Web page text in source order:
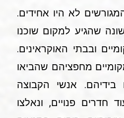
לא היו אחידים.
שהגיע למקום שוכנו
ובבתי האוקראינים.
מחפציהם שהביאו
בידיהם. אנשי הקבוצה
חדרים פנויים, ונאלצו